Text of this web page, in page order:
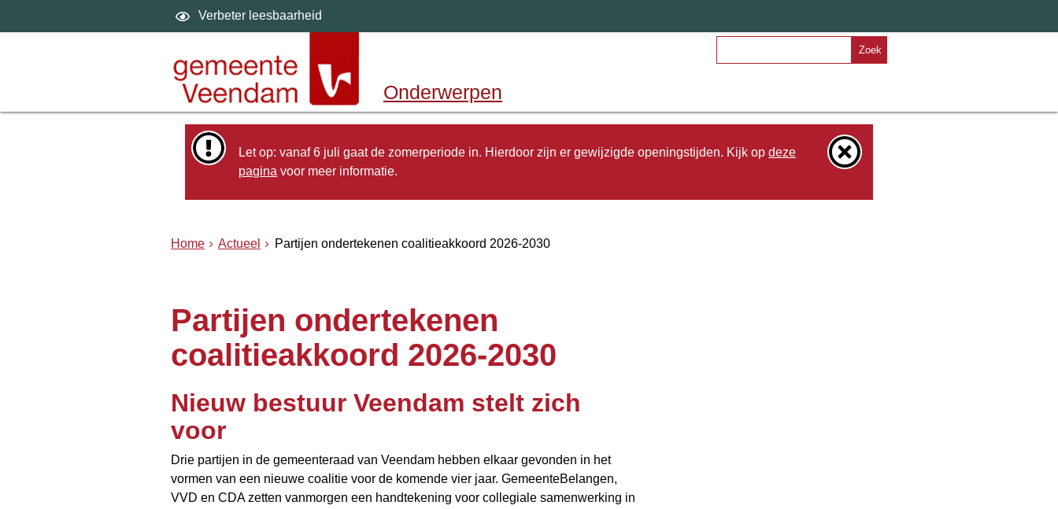
Verbeter leesbaarheid
Zoek
Onderwerpen
Let op: vanaf 6 juli gaat de zomerperiode in. Hierdoor zijn er gewijzigde openingstijden. Kijk opdeze
pagina voor meer informatie.
Home Actueel Partijen ondertekenen coalitieakkoord 2026-2030
Partijen ondertekenen
coalitieakkoord 2026-2030
Nieuw bestuur Veendam stelt zich
voor
Drie partijen in de gemeenteraad van Veendam hebben elkaar gevonden in het
vormen van een nieuwe coalitie voor de komende vier jaar. GemeenteBelangen,
VVD en CDA zetten vanmorgen een handtekening voor collegiale samenwerking in